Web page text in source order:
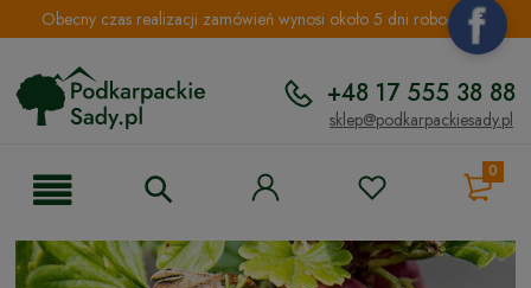
Obecny czas realizacji zamówień wynosi około 5 dni roboczych.
+48 17 555 38 88
sklep@podkarpackiesady.pl
0